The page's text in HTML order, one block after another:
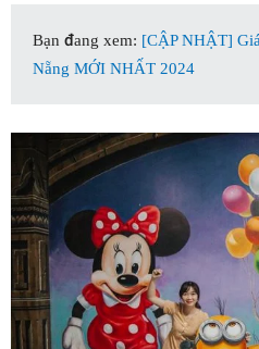
Bạn đang xem: [CẬP NHẬT]
Nẵng MỚI NHẤT 2024